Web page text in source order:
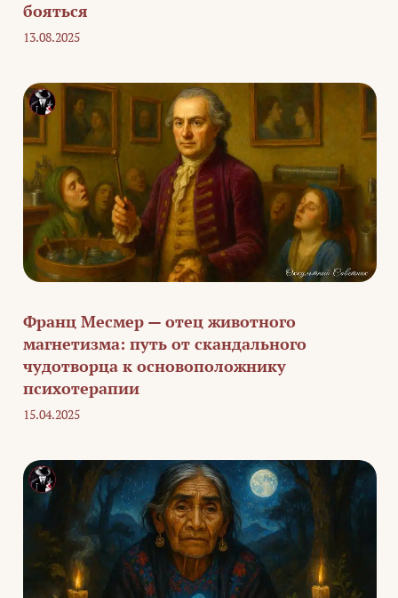
бояться
13.08.2025
Франц Месмер — отец животного
магнетизма: путь от скандального
чудотворца к основоположнику
психотерапии
15.04.2025